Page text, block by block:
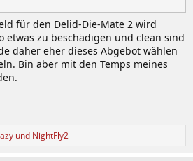
für den Delid-Die-Mate 2 wird
etwas zu beschädigen und clean sind
daher eher dieses Abgebot wählen
Bin aber mit den Temps meines
und NightFly2